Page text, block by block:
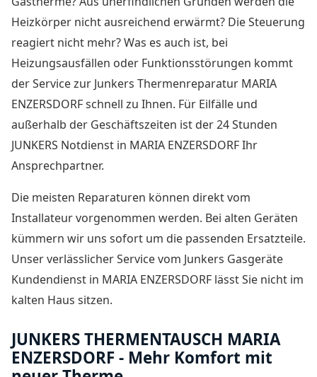
Heizkörper nicht ausreichend erwärmt? Die Steuerung
reagiert nicht mehr? Was es auch ist, bei
Heizungsausfällen oder Funktionsstörungen kommt
der Service zur Junkers Thermenreparatur MARIA
ENZERSDORF schnell zu Ihnen. Für Eilfälle und
außerhalb der Geschäftszeiten ist der24 Stunden
JUNKERS Notdienst in MARIA ENZERSDORFIhr
Ansprechpartner.
Die meisten Reparaturen können direkt vom
Installateur vorgenommen werden. Bei alten Geräten
kümmern wir uns sofort um die passenden Ersatzteile.
Unser verlässlicher Service vom Junkers Gasgeräte
Kundendienst in MARIA ENZERSDORF lässt Sie nicht im
kalten Haus sitzen.
JUNKERS THERMENTAUSCH MARIA
ENZERSDORF - Mehr Komfort mit